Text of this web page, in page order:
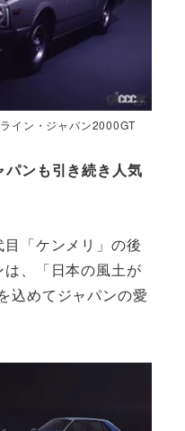
イン・ジャパン2000GT
ンも引き続き人気
「ケンメリ」の後
、「日本の風土が
込めてジャパンの愛